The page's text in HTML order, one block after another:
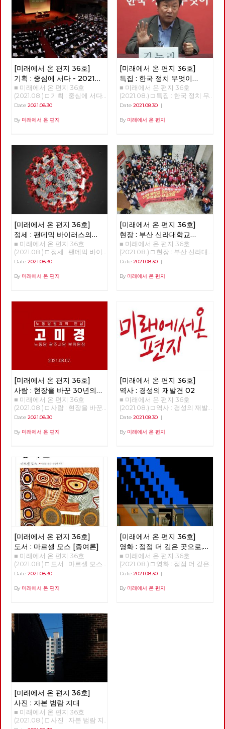
[미래에서 온 편지 36호]
기획 : 중심에 서다 - 2021
노동당 정기당대회를
소개합니다
■ 미래에서 온 편지 36호
(2021.08.) □ 기획 : 중심에 서다
- 2021 노동당 정기당대회를 소
회 준비위원장, 편집위원 “라면
깊은 동네에서 열렸다. 회의는
끝날 줄 몰랐고, 대의원들의 식
사를 위하여 정회하는 동안 대회
장 주변 청소년기를 보낸 옛 동
네를 둘러보기로 마음먹었다. 홀
로 터벅터벅 걷던 발길이 어느새
졸업장을 받은 고등학교 담벼락
옆 분식집에 이르렀다. 하굣길에
드나들던 시절 모습 그대로 남아
있는 분식집 간판에 큰절이라도
하고 싶은 마음에 불쑥 들어가
라면 한 그릇 주문했더니, 곱빼
기 분량 정도의 라면이 식탁 위
에 떡 놓였다. “어이구, 양이 엄
청 많네요?” “이 정도는 먹어야
뭐라도 하지!” 2011년이었다. 당
시 진보신당의 진로를 결정한 당
대회에 참석한 한 대의원은 혼자
여러 생각에 잠겨야 했다. 사회
의 근본적 변혁을 바라며 당에
들어와 당 대의원으로 참석한 그
날 이후, 그의 삶은 서서히 바뀌
정에 자신도 책임지자고 다짐했
기 때문이다. 뭐라도 해야지 하
고 마음먹은 것이다. 노동당과
당대회 - 당대회는 최고의결기
관 자본주의의 구조적 한계에
‘코로나19’까지 겹친 한국사회의
전환이 필요한 시점, 노동당 정
기당대회가 열린다. 노동당은 여
와 활동성 제고 그리고 정치력
부하고 새로운 활동방식 실험과
적극적인 좌파연대 모색에 주력
했다. 이제 강자정치·부자경제
종식과 정치교체·정치혁명을 주
장하는 사회주의 정당 노동당이
2년 만에 정기당대회를 앞두고
있다. <2021 노동당 정기당대회
> ○ 2021년 9월 11일 (토) 14시 (사
전행사 13시부터) ○ n90센터 지
313) 당대회는 ‘당의 최고의결
기관’으로 ‘당원의 대표자들이
모여 가장 중요한 결정을 하는
회의’이다. 일반적이었다면 현
집행부가 선출된 2019년 가을
이후인 2020년 상반기 즈음에
열렸겠지만, 다들 알다시피 ‘20
되었다. 하지만, 그 사이에도 ‘당
원캠프’, ‘정책대회’ 등을 통하여
당적 교류와 논의의 장이 꾸준히
이어졌음은 주지의 사실이다. 주
요 안건은? - 1. 당대회의 권한,
소집, 상임집행위원회의 권한 변
경 - 2. 단일한 사회주의 대중정
당 건설 준비위원회 설치 2021
정기당대회 상정 안건은 세부적
으로 셋이지만 주요 안건은 둘이
다. 첫 번째는 ‘1-1. 당헌 개정의
건’으로 정기당대회를 2년 주기
가 아니라 해마다 개최하여 매년
도 주요 정치사업 의제를 심의,
Date 2021.08.30 |
By 미래에서 온 편지
[미래에서 온 편지 36호]
특집 : 한국 정치 무엇이
문제인가?
■ 미래에서 온 편지 36호(2021.08.) □ 특집 : 한국 정치 무엇이 문제인가? 강연 : 김누리 중앙대학교 교수 정리 : 이용규 편집위원 불러주셔서 감사하다. 여의도 맞은편에 마르크스 사진이 걸린 건물이 있다는 것 자체가 상징성이 크다. 한국처럼 이렇게 이념이 통제 및 억압 당하는 경험을 가진 나라가 없다. 몇 년 전 마르크스가 태어난 독일 트리어에 방문한 적이 있다. 연구소 차원에서 매년 <아카데미 유로파>에 참가한다. EU가 주관하는 행사로, 유럽에 대해 여러가지를 배우는 2주간의 아카데미다. 맑스 생가를 방문하는 것이 아카데미 프로그램 가운데의 하나다. 매우 상징적인 것이다. 유럽에서는 맑스는 유럽의 정체성을 만들어 낸 인물 가운데 하나로 인식되는 것이다. 그러나 한국에서는 맑스라면 아직 금기의 영역이다. 한국사회가 얼마나 세계적 흐름에 뒤쳐져 있는가를 보여주는 것이다. 노동당에서 맑스 사진을 걸고 있다는 건 굉장히 중요한 의미가 있다. 오늘날 한국에서 맑스를 혐오하는 일이 생기는 것은, 우리 사회의 사상적 후진성, 퇴행성을 보여주는 것이다. 당사 외벽의 빨간 걸개를 보면서 노동당이 한국 사회를 계몽시키는 사상적, 문화적 의미가 있다고 느꼈다. 지금 코로나 때문에 어떤가. 답답하고 우울하다. 코로나 블루라는 말이 나오고 있을 정도. 코로나는 우리에게 굉장히 많은 우울함을 던졌지만 중요한 경고이기도 하다. 그것을 코로나 옐로우라고 부르고 싶다. 우리가 정상이라 알고 살아온 이 모든 것이 대단히 잘못일 수 있다는 것이다. 이 체제가 근본적으로 비정상적인 체제일지도 모른다. 이게 바뀌지 않으면 우리에게 미래가 없다. 정권이 아니라 체제를 바꿔야 한다는 슬로건은 그래서 매우 시의적절하다. 코로나의 첫 번째 경고: 사회 없는 사회 어떤 경고를 코로나가 우리에게 주고 있나. 우리가 가장 코로나를 통해 분명하게 인식한 것이 뭔가. 내가 건강하기 위해서라도 모두가 건강해야 한다는 것이다. 내가 행복하려면 모두가 다 행복해야 한다. 모든 사람의 행복, 모든 사람의 안전, 모든 사람의 건강이 나의 행복, 나의 안전, 나의 건강의 전제라는 걸 배웠다. 이게 가장 중요한 경고이다. 한국 사회에는 그러한 가치가 너무 결여돼 있다. ‘더 소셜The Social’, 함께 살아야 한다는 사회적 가치가 한국처럼 결여된 나라가 없다. 한국 사회를 ‘소사이어티 윗아웃 더 소셜Society without the Social’이라고 부르고 싶다. 인간은 사회적 동물이란 아리스토텔레스의 말이 있다. 그러나 사실 한국인은 사회적 동물이 아니다. 각자도생하는 극단적 개인주의자들의 무리다. 거의 모든 지표가 보여주고 있다. OECD의 사회관계지수라는 것이 있다. 한 개인이 사회 안에서 다른 사람과 얼마나 깊은 결속을 맺고 사는가를 측정한다. 한국이 계속 꼴찌다. 평가항목 가운데 ‘타인에 대한 신뢰’는 압도적으로 꼴찌. 한국은 ‘사회’라는 말을 붙이기도 어려운 사회다. ‘더 소셜’이라는 가치가 불온시되는 사회라고 봐야 한다. 한국사회에서 진보정당이라는 어떤 곳에서는 ‘social’이란 말을 당명에 붙일까 말까를 놓고 1년 동안 고민했다. 정말 이상한 사회다. 어떤 사회가 이런가. 이를테면 독일은 이와 정 반대다. 독일에서는 ‘소셜’하지 않다는 말이 가장 심한 욕이다. 독일 말로 ‘Asozialität’. 상대방에게 이러면 싸움난다! ‘인간 이하다, 미쳤다’는 의미에 가깝다. 이런 사회는 오래갈 수 없다. 프랑코 벨라르디라는 이탈리아 철학자가 한국을 방문하고 이렇게 얘기했다. “한국사회는 이해하기 어렵다. 끝없는 경쟁, 극단적 개인주의, 일상의 사막화, 생활리듬의 초가속화라는 네 가지 특징이 한국인들을 지배하고 있다.” 외국 철학자가 한국 사회를 이다지도 잘 볼 수 있을까 놀랐다. 한국사회의 끔찍한 측면이 그정도로 보인다는 것이겠지. 코로나가 우리에게 준 가장 강력한 경고는 그것이다. 그런 사회적이라는 가치, 함께 살아야 한다는 가치를 알려줬다는 것이다. 모든 사람이 다 안전하지 않으면 누구도 안전할 수 없다. 코로나의 두 번째 경고: 공공 없는 공화국 두 번째는 이 한국이라는 나라는 나라가 아니라는 것이다. 최근 서울과 부산에서 선거를 했다. 선거가 무엇인가. 그 국가가 가지고 있는 중요하고 치명적인 문제를 논의하고 개선하는 일종의 과정이다. 한국에서 어떤 일이 벌어졌나. 지금 가장 중요한 문제는 코로나로 인한 양극화와 저소득층의 위기다. 인구의 3분의 1 이상이 생존의 벼랑 끝에 매달려 있다. 그런데 선거 과정에서 이 문제가 다루어진 적이 있나? 없었다. 세상에 이런 나라가 어디 있었나? 민주당이라는 정당은 사회적 약자에 대한 기본적인 관심도 없다. 이 정당을 견제하는 정당은 더 없다. 이것이 쟁점이 될 리가 없는 것이다. 한국 사회 안에서 사회적 약자를 대변하는 정당의 존재가 없고 취약하기에 이런 상황이 만들어진 것이다. 대한민국은 나라 구실을 못하는 나라다. 국가는 왜 존재하는가. 세월호를 두고 ‘이게 나라냐’라고 했다. 지금은 더하다. 국가는 무엇을 하고 있나. ‘리퍼블릭 윗아웃 더 퍼블릭republic without the public’. 공화국은 공적인 가치를 중심으로 모인 공동체. 그런데 공적인 가치가 없다. 이게 무슨 공화국? 대한민국은 민주공화국이라는 조항은 임시정부를 만들었던 선각자들이 건국강령 1조로 넣은 것이다. 그들이 꿈꾸던 국가는 이런 게 아니었다. 위기 상황에서 국민을 구하지 못했다. 한국사회는 공적인 가치가 부재한 나라다. 코로나가 이걸 너무나 분명하게 폭로해 준 것이다. 국민들이 이번에 처음 알았다. 한국에 공공병원이 10%밖에 없다. 전세계에서 공공병원 비율이 가장 적은 나라다. 심지어 미국도 공공병상이 20%다. 초기에 대구에서 수없이 많은 사람이 죽었다. 병상이 없어서였다. 어떻게 된 것인가? 공공병상이 없었다. 대구 사태가 터졌을 때, 한국에 있는 빅5 병원(삼성, 아산, 세브란스, 카톨릭, 서울대) 가운데, 국립인 서울대병원을 제외하고 빅4에서 내놓은 병상은 단 7개였다. 이것이 한국 사회의 현실이다. 국가가 해야 할 기본적인 일들을 해내지 않고 완전히 시장에 내맡긴 것이다. 교육도 마찬가지다. 전세계에서 고등교육의 공교육 비중이 제일 낮다. 우리 대학의 87%가 사립대학이다. 이런 나라가 없다. 실제로 국가가 국가의 역할을 하지 못하는 것이다. 코로나가 터지자 독일에서 가장 먼저 한 것은 코로나 대응 자금을 재정 편성한 것인다. 국가 재정의 3분의 1을 편성했다. 1조 유로, 우리 돈 1350조였다. 이를 위해 독일 정부가 약 20% 이상의 부채를 졌다. 코로나로 인해 발생하는 피해와 손해, 부담의 90%까지 국가가 감당했다. 임대료, 인건비 따위의 90%를 감당해줬다. 우리는 4차 긴급 재난지원금으로 20조를 편성했다. 국민을 우롱하는 것이다. 그래놓고 착한 임대료 운동을 하자고 한다. 그리고 9시 뉴스 끝나고 이웃돕기 성금을 모은다. 군사독재 시절에 하던 일들이다. 신파극으로 국민들의 정서를 잡아대는 퇴행적 행동. 돌아다니며 계속 비판했는데 지금 없어졌다. 이건 무능인가 직무유기인가. 그러다 보니 재경부 장관이라는 자가, 국가부채가 45% 수준이라며 ’재정이 건실하다’는 얘기를 하는 것이다. 그런 이야기를 할 때가 아니다. 선진국 평균 국가부채는 135%다. 그 대신 우리의 가계부채가 108%다. 국가부채는 가장 낮고 개인부채는 가장 높은 게 대한민국이다. 이 위기에서 국가는 아무것도 안하고 개인이 은행빚으로 살아남고 있다. 이것은 나라가 아니다. 공적 가치가 아니라 사적 이해밖에 없는 공동체다. 공공의 책임, 공공의 가치를 국가가 인식하지 못하는 한 이러한 공동체는 지속될 수 없다. 코로나의 세 번째 경고: 생태 없는 경제 세 번째는 ‘이코노미 윗아웃 이콜로지economy without ecology’. 우리가 왜 이런 고통을 겪나. 경제가 생태를 완전히 지배하고 있다. 생태적인 상상력이 완전히 없다. 전세계에서 가장 생태적 의식이 결여되어 있다. 연구소 연구원이 재작년 베를린을 다녀와서 이런 얘기를 들려주었다. 취리히에 있는 친구를 베를린에서 만났다는 거다. 취리히에서 베를린에 오는데 기차로 8시간, 요금은 150유로가 든다. 비행기를 타면 1시간이고 50유로밖에 안 된다고 했다. 그런데 취리히에 사는 친구가 기차를 타고 왔다는 것이다. 도저히 이해할 수가 없다는 것이었다. 한국 사람들은 모든 것을 경제적 관점에서 본다. 이해가 안 된다, 시간도 요금도 더한데. 그런데 그 취리히 친구는 베를린으로 간 친구가 이해가 안 된다는 것이다. 생태적 상상력이 없다는 것이다. 비행기는 유럽에서 환경파괴의 주범이다. 유럽에서 이미 ‘플라이트 쉐임Flight Shame’이라는 신조어가 생겼다. 비행기 타는데 대한 부끄러움이다. 기본적인 생태적 관점을 갖지 않으면 인류의 미래가 없다는 게 유럽은 상식이다. 유럽은 그러한 인식 때문에 독일인의 82%가 생태 보호를 위해 소비를 포기할 수 있다, 는 명제에 동의한다. 소비할 때마다 죄책감을 느낀다는 것. 소비는 지금의 욕망 때문에 미래 생태를 포기하는 것이니까. 한국은 어떤가. 독일 아이들의 대다수가 소비할 때 죄책감을 느낀다는데, 한국은 ‘소비하는데 일자리가 생긴다, 경제가 돌아간다, 국가가 부강하다’고 한다. 경제논리의 전일적 지배다. 이렇게 되면 우리의 미래가 없다. 유럽에서는 ‘21세기는 오지 않는다’는 말이 나온 지 오래되었다. 지금 살고 있는 인류가 최후의 인류가 될 것이란 것. 나는 살만큼 살았지만 내 자식, 손주는 어쩌면 마지막 인류가 될 수도 있다. 혹은 다행히 마지막 인류가 아니더라도, 이 파괴 속에서 대단히 고통스러운 삶은 살다가 갈 것은 확실하다. 한국은 국제적으로 ‘기후깡패’라고 불린다. 이번(2021년 4월 세계기후정상회의)에도 구체적인 감축 목표를 내놓지 못했다. 투표장에 가서 보니 ‘녹색당’이 아예 없었다. 독일에서는 9월 총선이 있을 것이다. 문명사적 사건이 될 것이다. 지금까지 인간이 살아온 것과는 정반대로 세상이 구성되는 것과는 다른 결과가 나올 것이다. 녹색당이 제1당으로 집권할 것이란 예측이 우세하다. 지금까지의 성장을 저지하자는 정당이 녹색당이다. 지금까지의 성장과 발전은 죽음으로의 성장이라고 한다. 그래서 많은 이들이 저 녹색당은 ‘항의정당Protest Party’ 정도로만 생각했는데 지금 수권을 논할 정도가 됐다. 놀라운 이야기다. 이번 선거에서는 녹색당, 사민당, 좌파당 3개 좌파정당이 연합정부를 구성할 가능성이 가장 높다. 재작년 유럽의회선거를 보면, 유럽 전역에서 녹색당이 득표 2위를 했다. 작년에 있던 프랑스 지역 선거에서도 녹색당이 돌풍을 일으켰다. 이제는 패러다임이 바뀌고 있다. 한국에서는 생태적 상상력이 도착하지 못했다. 지난 국회의원 선거에서 녹색당이 1%도 득표를 못했다. 지금의 정치지형이 매우 세계적 흐름과 유리되어 있다. (엮은이 주: ‘9월 총선’은 2021년 9월 26일 시행되는 독일 연방하원 선거를 말한다. 앙겔라 메르켈 총리가 이 선거를 끝으로 총리직에서 은퇴할 예정이다. 2021년 8월 여론조사를 종합하면, 대체로 기민련/기사연(여당)이 25%, 녹색당과 사회민주당이 각각 18~20% 가량 득표할 것으로 예측된다.) 이제 한국 사회는 함께 사는, 사회적 가치를 중시해야 한다. 공적 가치를 중시하는 책임있는 국가가 되어야 한다. 그리고 생태국가로 거듭나지 않으면 안 된다. 사회적 가치, 공공적 가치, 생태적 가치를 복원하지 않으면 공동체의 미래가 없다. 한국 정치, 무엇이 문제인가 지금 한국이란 사회에 대해 객관적으로 알 필요가 있다. 한국은 외부에 있는 외부인들, 외국 학자들에 의하면 매우 놀랍고 경탄할 만한 사회다. 본인 연구소에서 전체 컨퍼런스를 한다. 우리가 어떻게 인식되고 있는지 배울 기회다. 한국은 많은 외국 학자들이 존경하는 나라다. 우리가 가진 존경할만한 점을 인식해야 한다. 왜 그런가? 가장 큰 까닭은 ‘민주주의’. 특히 중국, 일본 학자들에게서 그렇다. 후쿠시마 방사능 오염수 방출에 항의하는 시위 규모를 보면 정말 얼마 안 된다. 일본은 봉건, 하류 민주주의다. 역동성을 상실한 미래가 없는 나라. 중국은 어떤가. 베이징대학 교수들이 어느 순간부터 말을 조심한다. 그럼에도 불구하고 그 안에서도 양심적 학자들이 많다. 그런 이들이 정말 한국 민주주의를 부러워한다. 시진핑 이후 중국 민주주의는 완전히 퇴행 중이다. 그러면서 가장 부러워하는 것이 한국 민주주의다. 유럽 국가들도 마찬가지다. 유럽 국가들은? 유럽 민주주의도 위기다. 시리아 사태로 난민들이 몰려들자 극우 정치인들이 이를 포퓰리즘적으로 활용했고 이게 먹혀들었다. 영국은 브렉시트를 겪었고 프랑스에선 국민전선의 마린 르펜이 결선투표까지 올라갔었다. 미국도 트럼프에 의해 준파시즘 국가가 된 것이나 다름없었다. 이런 상황 속에서 우리는 2016년 광화문에서 촛불을 통해 대통령을 탄핵하고 이를 통해 새 정부가 들어섰다. 외국의 많은 학자들이 놀라워했다. 전세계가 민주주의의 위기에 빠진 상황에서 한국이란 나라의 민주주의가 새로운 길을 보여줬다는 것이다. 독일의 <Die Zeit>(옮긴이 주: 독일의 진보 성향 주간지)의 칼럼에서 이르길, “이제 유럽과 미국은 한국에서 민주주의를 배워야 한다.” 민주주의의 시대는 저무는가 하는 상황에서 유라시아대륙 끝의 한국에서 민주주의가 다시 타올랐다는 것이다. 한국 민주주의는 우리 생각보다 훨씬 더 외부에서 크게 인정한다. 오히려 우리들이 우리 민주주의를 그렇게 정확하게 이해하고 필요한만큼 평가하지 못한다. 우리는 아시아 민주주의의 수출국가다. 오늘날 아시아 독재국가가 한국 민주주의의 역사를 공부한다. 본인은 박정희, 전두환, 노태우를 모두 대학에서 겪었다. 주로 일본 책을 가지고 민주주의를 공부했다. 우리가 지금 그런 모델이 되어 있다. 우리가 우리 민주주의를 충분히 평가하지 못하고 있다. 아시아에서 4.19혁명은 ‘20세기의 제3세계 가장 위대한 민주혁명’이라고 평가된다. 그런데 지금 한국인들은 그정도로 평가 못한다. 4.19는 1960년 일어나서 그 다음해 육군 소장 박정희의 군사쿠데타에 의해 부정당했다. 1979년의 부마항쟁, 1980년의 광주항쟁, 87년 6월 민주항쟁, 그리고 촛불까지 이어지는데, 나는 일련의 반독재 연속혁명이라고 부른다. 군사독재의 후예까지 완전히 청산하는 과정이었다. 부마와 광주항쟁은 육군 소장 전두환에 의해 짓밟혔다. 87년 역시 노태우가 대통령이 되며 의미를 상실해버렸다. 2016년 촛불 항쟁에서도, 육군 소장 조현천이라는 자가 쿠데타 계획을 세웠다. 왜 이 자를 잡아들이지 않나. 이해하지 못하겠다. 단호하게 응징할 필요가 있다. 한국 민주주의의 위대한 역사는 육군 소장들의 반란의 역사다. 문재인 대통령이 역사의식이 있다면 육군 소장이라는 직위를 ‘파 버릴 줄’ 알았다. (엮은이 주: 조현천 예비역 소장은 박근혜 탄핵 정국 당시 국군기무사령관이었다. 그가 탄핵 기각 상황을 상정하고 계엄령을 공포하고 시민들을 무력 진압하려고 했다는 기무사령부 문건이 공개된 바 있다. 체포영장이 발부되었으나 외국에서 도피중이다.) 우리의 경제성장 역시 놀랍다. 외국에 나가보면 우리가 얼마나 부유한지 느낀다. 매년 다르다. GDP가 작년 7위다. 그건 맞다. 한국은 엄청난 부자나라. 30-50클럽(1인당 국민소득 3만 달러, 인구 5천만 명을 달성한 국가)이라고 하는데, 우리를 포함해 일곱 국가밖에 존재하지 않는다. 상당한 경제성장을 한 것도 사실이다. 세계에서 가장 불평등한 나라 그러나 이면은 어떤가. 18년 째 자살률이 세계 1위다. 두 번 2위 했다. 자살의 내용도 안 좋다. 노인 자살률이 너무 높다. 어떤 해는 평균의 10배까지 나올 정도. 자연사를 앞둔 노인들이 스스로 목숨을 끊는다. 노인 빈곤률이 너무 높기 때문이다. 대체로 매년 48~52% 수준이다. 유럽은 3~5% 사이다. 이런 나라가 없다. 부산, 광주 등지에 강연을 하러 가는 일이 잦다. 오전 10시에 강연하러 가면 오전 6시에 집을 나서는데, 그 시간에 폐지 줍는 노인들이 정말 많다. 있을 수 없는 이야기다. 전 세계에서 일곱 번째로 잘 산다는 나라에서 노인들이 폐지를 주울 수는 없는 것이다. 그러다가 힘이 처지면 목숨을 끊는 것이다. 어린 아이들의 우울증 발병도 전세계에서 가장 높다. 아이들은 온 세상이 궁금하고 즐거워야 한다. 한국 아이들은 기적적으로 우울해. 우리가 다 아는 바이다. 그 어린 나이부터 경쟁을 시키고 지식을 주입한다. 그리고 우리는 전세계에서 가장 불평등하다. 자산, 부동산 불평등이 상상을 초월한다. 상위 1%가 50.5%를 가지고 있다. 상위 10%가 96.4%를 가지고 있다. 하위 90%가 3퍼센트를 가지고 있다. 정태인 씨는 “한국은 자본주의 역사상 가장 불평등한 공동체다.”라고 했다. 그 말에 상당한 근거가 있다. 그정도로 불평등한 나라가 됐다. 노동시간을 보면 어떤가. 작년 독일의 노동시간이 1,300시간이다. 지금 한국 노동자들은 2,000~2,100시간이다. 5개월 더 일한다. 노동 기계라고 봐야 한다. 노동자들의 죽음은 어떤가. 가장 심각한 주제다. 소위 산업재해 사망률이라고 한다. 그런데 이건 산업재해가 아니라 기업살인이다. 전세계에서 가장 높고 24년째 1위다. 2000년부터 2020년까지 4만 명이 넘게 죽었다. 일 년에 2,000명 이상의 노동자가 일하다 죽는다. 작년에 2,400명 죽었다. 이 정부 들어서 더 늘고 있다. 이를 뭐라고 불러야 하나. 이것이 정상 상태인가. 이것은 내전이다. 자본과 노동의 내전이 일상화된 것이다. 영국이 유럽에서 기업살인으로 가장 악명이 높다. 영국은 계속 유럽 1위였다. 이것이 너무 크게 사회적 문제가 되어 2008년에 법을 개정했는데, 산업재해법이 아니라 기업살인법(엮은이 주: 기업과실치사 및 기업살인법Corporate Manslaughter and Corporate Homicide Act)으로 이름을 바꾸었다. 이것부터 시작해야 한다. 살인에 준하는 단죄를 하면 되는 것이다. 지금 중대재해처벌법을 누더기 법으로 만들고, 오히려 노동자가 더 많이 죽어가고 있다. 이것이 현실이다. 이러다 보니 자식을 낳지 않는다. 출산율 문제가 얼마나 심각한가. 인류 역사상 합계출산율 ‘1’이하가 2년 연속 지속된 적이 없는데 우리는 4년 이상 지속되고 있다. 가르치는 여학생들에게 ‘아이들을 안 낳을 생각이냐’고 물으면, 전원이 그렇다고 대답한다. 이것은 하나의 현상이다. 이유를 물으면, 이 지옥 속에 내 아이를 넣을 자신이 없다고 한다. 너무 처절한 말이다. 다른 학생들이 다 공감한다. 이게 한국 사회의 현실이다. 한국 사회에 묻는다. 이렇게 훌륭한 민주주의를 하고 아시아 민주주의의 상징까지 된 나라가, 모든 국민들이 존엄하게 살 수 있는 물적 토대를 마련해놓고 있는 나라가, 지옥같은 일상을 만들어냈는가? 미래가 보이지 않는, 그래서 주식과 가상화폐에 의존하는 카지노 자본주의에 빠져 있다. 왜 이런 사회가 되었나. 정권이 바뀌고 민주화도 되었는데 한국사회는 왜 이런가? 우리 일상은 왜 지옥으로 가나. 잘못된 정치에 그 원인이 있다. 수구-보수 과두제 우리 삶을 규정하는 법을 만드는 이들이 여의도에 있다. 그들이 어떤 자들인가. 국회의원 300명 중 294명이 자유시장경제를 지지한다. 이런 나라는 전세계에 없다. 자유시장경제는 인간과 같이 못 간다. 이 점에 대해 성찰해야 한다. 시장경제가 좋은 걸로 한국인들은 안다. 놀라운 오해다. 시장경제라는 것이 가지고 있는 장점이 물론 있다. 그걸 이미 봤다. 지난 세기 내내 사회주의 계획경제와 자본주의 시장경제가 경쟁했고 자본주의가 승리했다. 왜, 어떻게 이겼나? 자본주의 시장경제가 사회주의 계획경제보다 훨씬 더 효과적으로 인간의 욕망을 충족시켜주었다. 인간은 사회주의를 할 수 없는 동물이다. 사회주의라고 하는 것은 계몽주의 이래 근대의 선각자들이 꿈꾸었던 이성의 기획이다. 모든 인간은 이성적인 존재고 그 인간들이 이상적인 세계를 만들수 있다는 믿음이었다. 인간의 탐욕에 기대서 생겨난 체제가 자본주의, 이성에 기반해 구성된 체제가 사회주의다. 그런데 인간이 이러한 이성의 기획을 수행할 정도의 존재가 아니었다. 사회주의 계획경제가 동유럽을 중심으로 붕괴했다. 우리 예상보다 훨씬 비효율적으로 작동한 것이다. 효율성 경쟁에서 자본주의가 이겼다. 다시 말하면 자본주의 시장경제는 효율적이다. 그런데 자본
Date 2021.08.30|
By 미래에서 온 편지
[미래에서 온 편지 36호]
정세 : 팬데믹 바이러스의
‘기원’이 보여주고 있는 것들
■ 미래에서 온 편지 36호
(2021.08.) □ 정세 : 팬데믹 바이
러스의 ‘기원’이 보여주고 있는
회 의장 2020년 시작과 함께
바뀔 것 같지 않았던 것들을 바
또한, 리오데자네이로에서의 나
비의 날갯짓이 만든 미국의 허리
케인과도 같은 의외의 변화를 일
으키기도 했다. 아직도 미래에
수는 없지만, 분명 지난 일년 반
정도의 시간 동안 바이러스 자체
에 대한 지식은 늘어났으며, 완
전하다고 할 수는 없지만 예방백
신과 치료제들이 만들어졌다. 또
한, 어떤 방역체계가 잘 작동하
는지 아닌 지를 판별할 수 있는
경험들도 쌓이기 시작했다. 그와
함께, 이 바이러스의 창궐이 우
리의 삶에 어떤 변화를 가져올까
단초들을 살펴보고자 한다. 코로
나 19 바이러스 팬데믹의 기원이
과도한 개발에 따른 기후위기라
고 한다. 과연 이런 접근은 올바
른 것일까? 코로나 19 바이러스
와 기후위기의 기원은 무엇일
까? 코로나 19 바이러스가 처음
퍼져나가기 시작하던 무렵부터
떠돌던 이 바이러스의 기원에 대
한 하나의 해석이 있다. 코로나
19에 따른 팬데믹이 ‘기후변화와
깊이 연결된 현상’으로, 그 원인
은 단순하게는 동물 바이러스가
인간에게 옮아온 것이나, 이보다
‘좀 더 근본 원인이 있다’면서 그
것이다. 이에 따르면 산림 벌채,
야생 동물의 서식지가 파괴됐고
이런 파괴가 생물 다양성을 줄여
코로나19 같은 병원체가 퍼지도
록 했다는 것이다. 이런 근본적
인 성찰과 결국 기후 위기를 극
복하는 노력에 매진해야 한다는
결론에는 격하게 공감하고 싶은
것이 사실이다. 하지만, 무언가
불편한 점을 감출 수가 없다. 즉,
동감하지만, ‘근본 원인’과 ‘단순
원인’을 이어주는 고리가 없다는
것이다. 나는 이것이 ‘어쨌든 문
제는 기후 위기’ 식의 접근이 가
진 문제라고 생각한다. 우선, 많
Date 2021.08.30 |
By 미래에서 온 편지
[미래에서 온 편지 36호]
현장 : 부산 신라대학교
청소노동자 투쟁 승리와
좌파의 역할(1)
■ 미래에서 온 편지 36호
(2021.08.) □ 현장 : 부산 신라대
학교 청소노동자 투쟁 승리와 좌
위원장 2014년 신라대 청소노
다. 2014년 5월 13일 79일간 이
어진 신라대 청소노동자 투쟁이
승리로 끝났다. 새천년민주당 을
지로위원회 중재로 신라대 박태
학 총장과 협약서를 작성하여 노
동자 전원 복직과 고용 보장을
보장받았다. 힘겨운 투쟁 끝에
청소노동자들이 학교로 돌아갈
되었다. 2020년 11월 김충석 총
장으로 바뀐 후 신라대는 2021
년 3월 1일부터 청소 용역 업체
와 계약 해지를 단행하고 청소
노동자 집단 해고를 했다. 학교
는 청소노동자 없이 대학에 자체
적으로 청소를 진행하겠다고 했
다. 신라대 청소노동자는 이에
돌입했다. 이 농성은 6월 16일까
지 이어졌고 투쟁 142일 만에 직
접 고용 쟁취로 마무리 되었다.
신라대학교(총장 김충석)와 민
주노총 부산지역일반노조(위원
장 박문석)가 6월 16일 오전 9시
30분, 대학 본부 접견실에서 극
적으로 합의를 하였다. 합의 내
용은 투쟁하는 조합원 모두를 대
학이 직접 고용하고, 65세까지
정년을 보장한다는 것 등이다.
부산일반노조 신라대지회 청소
노동자 직접고용 쟁취를 위한 투
쟁은 10년이라는 시간이 걸렸다.
노동자들은 2012년 노조에 가입
다. 청소 외 잡무에 대해 하지 않
Date 2021.08.30|
By 미래에서 온 편지
[미래에서 온 편지 36호]
사람 : 현장을 바꾼 30년의
실천과 연대 - 고미경
■ 미래에서 온 편지 36호
(2021.08.) □ 사람 : 현장을 바꾼
30년의 실천과 연대 - 고미경 안
온 편지 36호에서는 현장에서
“제가 가장 좋아하는 단어가 연
대예요. 그리고, 실천이고 그래
서 저는 제가 그런 세상을 만들
기 위해서 오늘 하루도 나보다
어려운 이웃들을 외면하지 않고,
어려운 사업장에 찾아가면서 연
대하는, 실천하는 노동자가 되고
싶어요”
Date 2021.08.30 |
By 미래에서 온 편지
[미래에서 온 편지 36호]
역사 : 경성의 재발견 02
■ 미래에서 온 편지 36호
(2021.08.) □ 역사 : 경성의 재발
견 02 >>>>>>>> COMING
Date 2021.08.30|
By 미래에서 온 편지
[미래에서 온 편지 36호]
도서 : 마르셀 모스 [증여론]
■ 미래에서 온 편지 36호
(2021.08.) □ 도서 : 마르셀 모스
[증여론] 최종왕 / 대전시당 위
을 통해 생산된 재화와 가치가
서 찾아본다. 마르셀 모스는
(1872~1950)는 프랑스의 인류학
과 민족학 방법을 연구하며 프랑
스 인류학을 세계에 알리는데 중
요한 역할을 했다. 또한 그는 프
랑스 사회당 당원으로 활동하며
사회주의적 열정을 강하게 나타
냈고, 이국적인 사회에 대한 관
심도 많았다. 그는 사회주의적
열정으로 당대의 문화들을 비판
적으로 성찰하고 대안을 모색하
는 노력을 넘어 ‘공산주의적 열
망’을 원시 사회의 풍습에서 찾
으려는 노력을 계속하였고 [증
여론]은 그 노력의 성과로 보기
Date 2021.08.30 |
By 미래에서 온 편지
[미래에서 온 편지 36호]
영화 : 점점 더 깊은 곳으로,
감춰지고 사라지는 노동에
관한 관찰기 <언더그라운드>
■ 미래에서 온 편지 36호
(2021.08.) □ 영화 : 점점 더 깊은
곳으로, 감춰지고 사라지는 노동
박수영 지난 8월 19일에 개봉한
Date 2021.08.30|
By 미래에서 온 편지
[미래에서 온 편지 36호]
사진 : 자본 범람 지대
■ 미래에서 온 편지 36호
(2021.08.) □ 사진 : 자본 범람 지